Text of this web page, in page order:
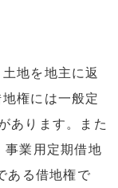
地を地主に返
権には一般定
あります。また
事業用定期借地
ある借地権で